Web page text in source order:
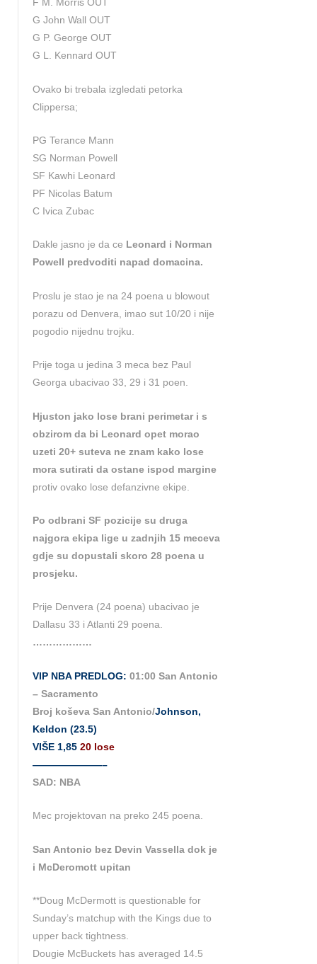
F M. Morris OUT
G John Wall OUT
G P. George OUT
G L. Kennard OUT
Ovako bi trebala izgledati petorka
Clippersa;
PG Terance Mann
SG Norman Powell
SF Kawhi Leonard
PF Nicolas Batum
C Ivica Zubac
Dakle jasno je da ce Leonard i Norman
Powell predvoditi napad domacina.
Proslu je stao je na 24 poena u blowout
porazu od Denvera, imao sut 10/20 i nije
pogodio nijednu trojku.
Prije toga u jedina 3 meca bez Paul
Georga ubacivao 33, 29 i 31 poen.
Hjuston jako lose brani perimetar i s
obzirom da bi Leonard opet morao
uzeti 20+ suteva ne znam kako lose
mora sutirati da ostane ispod margine
protiv ovako lose defanzivne ekipe.
Po odbrani SF pozicije su druga
najgora ekipa lige u zadnjih 15 meceva
gdje su dopustali skoro 28 poena u
prosjeku.
Prije Denvera (24 poena) ubacivao je
Dallasu 33 i Atlanti 29 poena.
………………
VIP NBA PREDLOG: 01:00 San Antonio
– Sacramento
Broj koševa San Antonio/Johnson,
Keldon (23.5)
VIŠE 1,85 20 lose
———————–
SAD: NBA
Mec projektovan na preko 245 poena.
San Antonio bez Devin Vassella dok je
i McDeromott upitan
**Doug McDermott is questionable for
Sunday’s matchup with the Kings due to
upper back tightness.
Dougie McBuckets has averaged 14.5